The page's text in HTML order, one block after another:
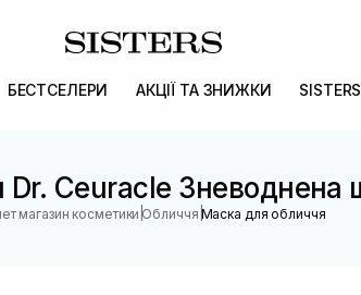
БЕСТСЕЛЕРИ АКЦІЇ ТА ЗНИЖКИ
Ceuracle Зневоднена
магазин косметики |Обличчя |Маска для обличчя